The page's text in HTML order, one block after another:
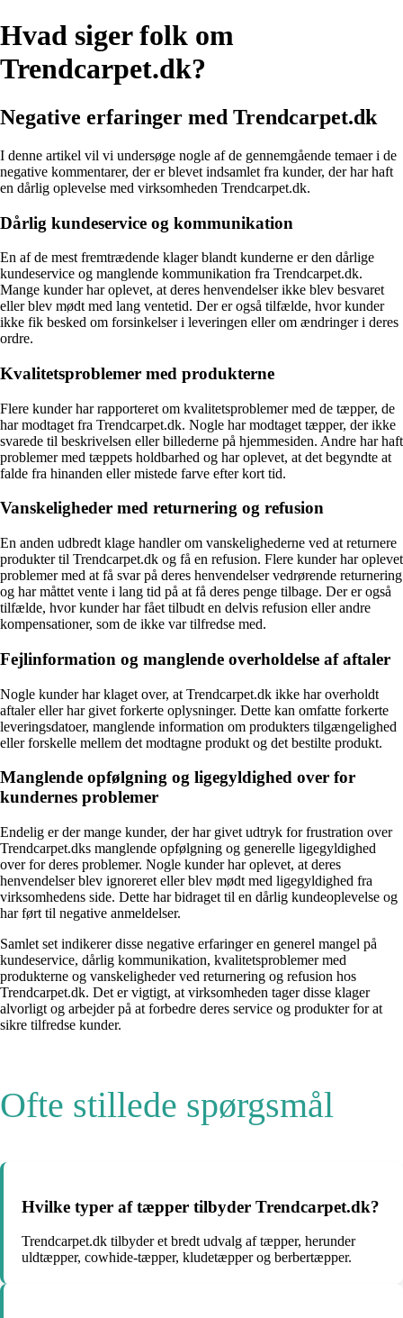
Hvad siger folk om
Trendcarpet.dk?
Negative erfaringer med Trendcarpet.dk
I denne artikel vil vi undersøge nogle af de gennemgående temaer i de
negative kommentarer, der er blevet indsamlet fra kunder, der har haft
en dårlig oplevelse med virksomheden Trendcarpet.dk.
Dårlig kundeservice og kommunikation
En af de mest fremtrædende klager blandt kunderne er den dårlige
kundeservice og manglende kommunikation fra Trendcarpet.dk.
Mange kunder har oplevet, at deres henvendelser ikke blev besvaret
eller blev mødt med lang ventetid. Der er også tilfælde, hvor kunder
ikke fik besked om forsinkelser i leveringen eller om ændringer i deres
ordre.
Kvalitetsproblemer med produkterne
Flere kunder har rapporteret om kvalitetsproblemer med de tæpper, de
har modtaget fra Trendcarpet.dk. Nogle har modtaget tæpper, der ikke
svarede til beskrivelsen eller billederne på hjemmesiden. Andre har haft
problemer med tæppets holdbarhed og har oplevet, at det begyndte at
falde fra hinanden eller mistede farve efter kort tid.
Vanskeligheder med returnering og refusion
En anden udbredt klage handler om vanskelighederne ved at returnere
produkter til Trendcarpet.dk og få en refusion. Flere kunder har oplevet
problemer med at få svar på deres henvendelser vedrørende returnering
og har måttet vente i lang tid på at få deres penge tilbage. Der er også
tilfælde, hvor kunder har fået tilbudt en delvis refusion eller andre
kompensationer, som de ikke var tilfredse med.
Fejlinformation og manglende overholdelse af aftaler
Nogle kunder har klaget over, at Trendcarpet.dk ikke har overholdt
aftaler eller har givet forkerte oplysninger. Dette kan omfatte forkerte
leveringsdatoer, manglende information om produkters tilgængelighed
eller forskelle mellem det modtagne produkt og det bestilte produkt.
Manglende opfølgning og ligegyldighed over for
kundernes problemer
Endelig er der mange kunder, der har givet udtryk for frustration over
Trendcarpet.dks manglende opfølgning og generelle ligegyldighed
over for deres problemer. Nogle kunder har oplevet, at deres
henvendelser blev ignoreret eller blev mødt med ligegyldighed fra
virksomhedens side. Dette har bidraget til en dårlig kundeoplevelse og
har ført til negative anmeldelser.
Samlet set indikerer disse negative erfaringer en generel mangel på
kundeservice, dårlig kommunikation, kvalitetsproblemer med
produkterne og vanskeligheder ved returnering og refusion hos
Trendcarpet.dk. Det er vigtigt, at virksomheden tager disse klager
alvorligt og arbejder på at forbedre deres service og produkter for at
sikre tilfredse kunder.
Ofte stillede spørgsmål
Hvilke typer af tæpper tilbyder Trendcarpet.dk?
Trendcarpet.dk tilbyder et bredt udvalg af tæpper, herunder
uldtæpper, cowhide-tæpper, kludetæpper og berbertæpper.